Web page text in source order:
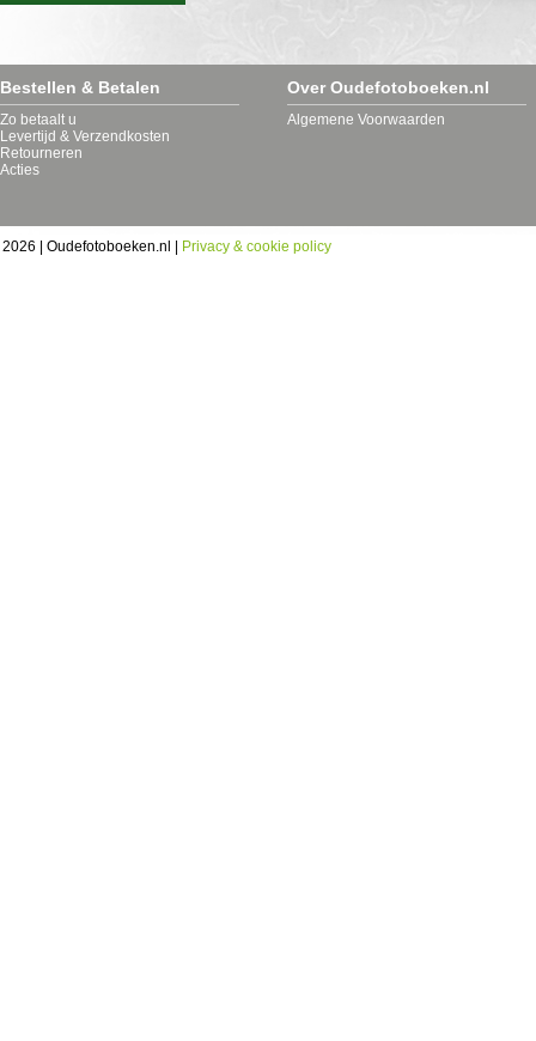
Bestellen & Betalen
Zo betaalt u
Levertijd & Verzendkosten
Retourneren
Acties
Over Oudefotoboeken.nl
Algemene Voorwaarden
| Oudefotoboeken.nl | Privacy & cookie policy